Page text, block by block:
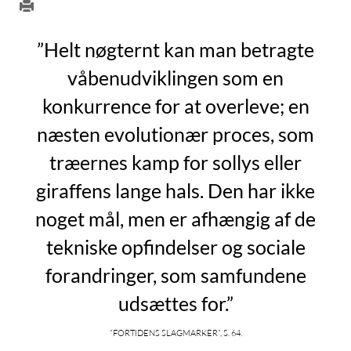
”Helt nøgternt kan man betragte
våbenudviklingen som en
konkurrence for at overleve; en
næsten evolutionær proces, som
træernes kamp for sollys eller
giraffens lange hals. Den har ikke
noget mål, men er afhængig af de
tekniske opfindelser og sociale
forandringer, som samfundene
udsættes for.”
”Fortidens slagmarker”, s. 64.